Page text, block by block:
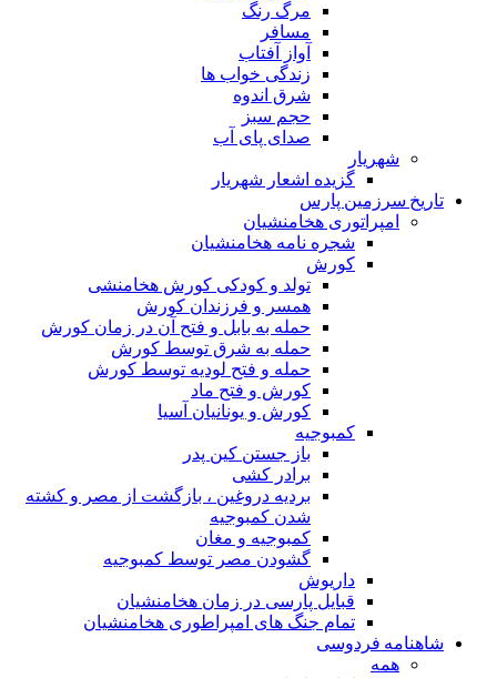
مرگ رنگ
مسافر
آواز آفتاب
زندگی خواب ها
شرق اندوه
حجم سبز
صدای پای آب
شهریار
گزیده اشعار شهریار
تاریخ سرزمین پارس
امپراتوری هخامنشیان
شجره نامه هخامنشیان
کورش
تولد و کودکی کورش هخامنشی
همسر و فرزندان کورش
حمله به بابل و فتح آن در زمان کورش
حمله به شرق توسط کورش
حمله و فتح لودیه توسط کورش
کورش و فتح ماد
کورش و یونانیان آسیا
کمبوجیه
باز جستن کین پدر
برادر کشی
بردیه دروغین ، بازگشت از مصر و کشته
شدن کمبوجیه
کمبوجیه و مغان
گشودن مصر توسط کمبوجیه
داریوش
قبایل پارسی در زمان هخامنشیان
تمام جنگ های امپراطوری هخامنشیان
شاهنامه فردوسی
همه